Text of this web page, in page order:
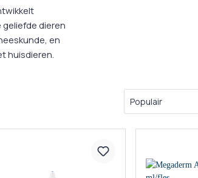
Hulpmiddelen
dieren
en
huisdieren.